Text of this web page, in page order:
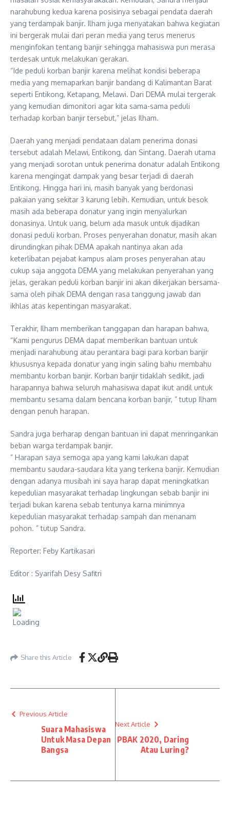
narahubung kedua karena posisinya sebagai pendata daerah
yang terdampak banjir. Ilham juga menyatakan bahwa kegiatan
ini bergerak mulai dari peran media yang terus menerus
menginfokan tentang banjir sehingga mahasiswa pun merasa
terdesak untuk melakukan gerakan.
“Ide peduli korban banjir karena melihat kondisi beberapa
media yang memaparkan banjir bandang di Kalimantan Barat
seperti Entikong, Ketapang, Melawi. Dari DEMA mulai tergerak
yang kemudian dimonitori agar kita sama-sama peduli
terhadap korban banjir tersebut,” jelas Ilham.
Daerah yang menjadi pendataan dalam penerima donasi
tersebut adalah Melawi, Entikong, dan Sintang. Daerah utama
yang menjadi sorotan untuk penerima donatur adalah Entikong
karena mengingat dampak yang besar terjadi di daerah
Entikong. Hingga hari ini, masih banyak yang berdonasi
pakaian yang sekitar 3 karung lebih. Kemudian, untuk besok
masih ada beberapa donatur yang ingin menyalurkan
donasinya. Untuk uang, belum ada masuk untuk dijadikan
donasi peduli korban. Proses penyerahan donatur, masih akan
dirundingkan pihak DEMA apakah nantinya akan ada
keterlibatan pejabat kampus alam proses penyerahan atau
cukup saja anggota DEMA yang melakukan penyerahan yang
jelas, gerakan peduli korban banjir ini akan dikerjakan bersama-
sama oleh pihak DEMA dengan rasa tanggung jawab dan
ikhlas atas kepentingan masyarakat.
Terakhir, Ilham memberikan tanggapan dan harapan bahwa,
“Kami pengurus DEMA dapat memberikan bantuan untuk
menjadi narahubung atau perantara bagi para korban banjir
khususnya kepada donatur yang ingin saling bahu membahu
membantu korban banjir. Korban banjir tidaklah sedikit, jadi
harapannya bahwa seluruh mahasiswa dapat ikut andil untuk
membantu sesama dalam bencana korban banjir, ” tutup Ilham
dengan penuh harapan.
Sandra juga berharap dengan bantuan ini dapat menringankan
beban warga terdampak banjir.
” Harapan saya semoga apa yang kami lakukan dapat
membantu saudara-saudara kita yang terkena banjir. Kemudian
dengan adanya musibah ini saya harap dapat meningkatkan
kepedulian masyarakat terhadap lingkungan sebab banjir ini
terjadi bukan karena sebab tentunya karna minimnya
kepedulian masyarakat terhadap sampah dan menanam
pohon. ” tutup Sandra.
Reporter: Feby Kartikasari
Editor : Syarifah Desy Safitri
Share this Article
Previous Article
Suara Mahasiswa
Untuk Masa Depan
Bangsa
Next Article
PBAK 2020, Daring
Atau Luring?